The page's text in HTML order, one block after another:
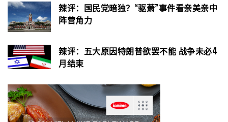
辣评：国民党暗独？“驱萧”事件看亲美亲中
阵营角力
辣评：五大原因特朗普欲罢不能 战争未必4
月结束